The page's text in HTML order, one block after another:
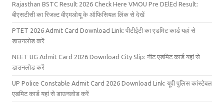
Rajasthan BSTC Result 2026 Check Here VMOU Pre DElEd Result:
बीएसटीसी का रिजल्ट वीएमओयू के ऑफिसियल लिंक से देखें
PTET 2026 Admit Card Download Link: पीटीईटी का एडमिट कार्ड यहां से
डाउनलोड करें
NEET UG Admit Card 2026 Download City Slip: नीट एडमिट कार्ड यहां से
डाउनलोड करें
UP Police Constable Admit Card 2026 Download Link: यूपी पुलिस कांस्टेबल
एडमिट कार्ड यहां से डाउनलोड करें